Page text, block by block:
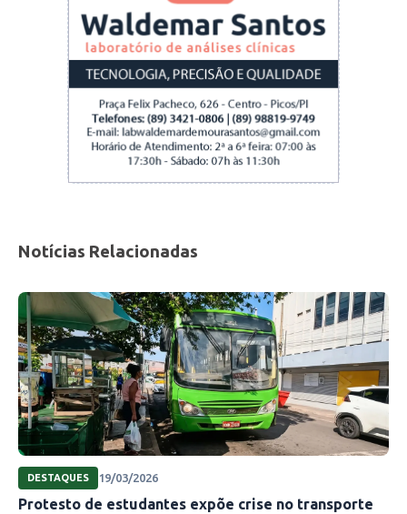
por trabalho, porque constituiu família, falta de
motivação ou mudança. Então, o Instituto
Federal, através do PROEJA, visa suprir essa
demanda social”, explicou o pedagogo.
José Francisco informa que o PROEJA em
Comércio garante que o estudante conclua a
em alguma empresa ou abrir o próprio negócio.
possa conciliar com o seu trabalho e também
será oferecida uma bolsa”, frisou.
Notícias Relacionadas
DESTAQUES 19/03/2026
Protesto de estudantes expõe crise no transporte